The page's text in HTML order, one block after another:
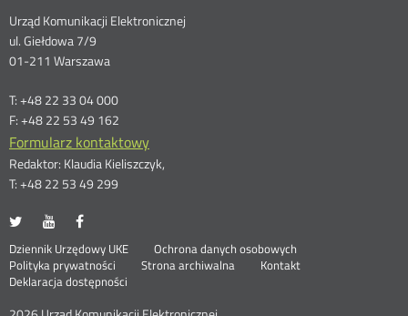
Dane
kontaktowe
Urząd Komunikacji Elektronicznej
ul. Giełdowa 7/9
01-211 Warszawa
T: +48 22 33 04 000
F: +48 22 53 49 162
Formularz kontaktowy
Redaktor: Klaudia Kieliszczyk,
T: +48 22 53 49 299
UKE
portalu
Twitter
Otwórz
nowym
oknie
UKE
portalu
Youtube
Otwórz
nowym
oknie
portalu
Facebook
nowym
oknie
Stopka
menu
Dziennik Urzędowy UKE Otwórz
Ochrona danych osobowych
Polityka prywatności
Otwórz
w
Strona archiwalna
Kontakt
Deklaracja dostępności